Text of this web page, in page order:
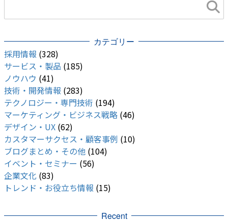
カテゴリー
採用情報 (328)
サービス・製品 (185)
ノウハウ (41)
技術・開発情報 (283)
テクノロジー・専門技術 (194)
マーケティング・ビジネス戦略 (46)
デザイン・UX (62)
カスタマーサクセス・顧客事例 (10)
ブログまとめ・その他 (104)
イベント・セミナー (56)
企業文化 (83)
トレンド・お役立ち情報 (15)
Recent